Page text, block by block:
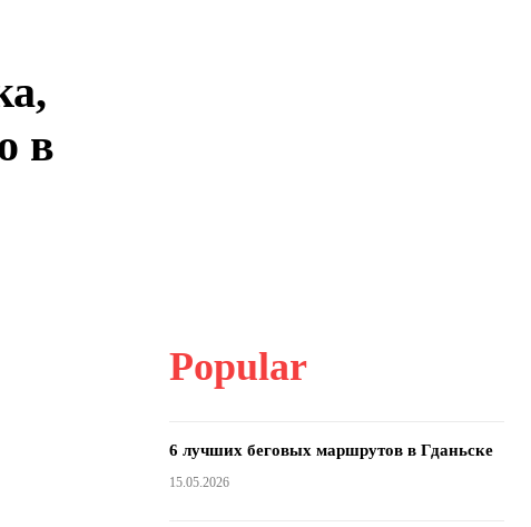
в
Popular
6 лучших беговых маршрутов в Гданьске
15.05.2026